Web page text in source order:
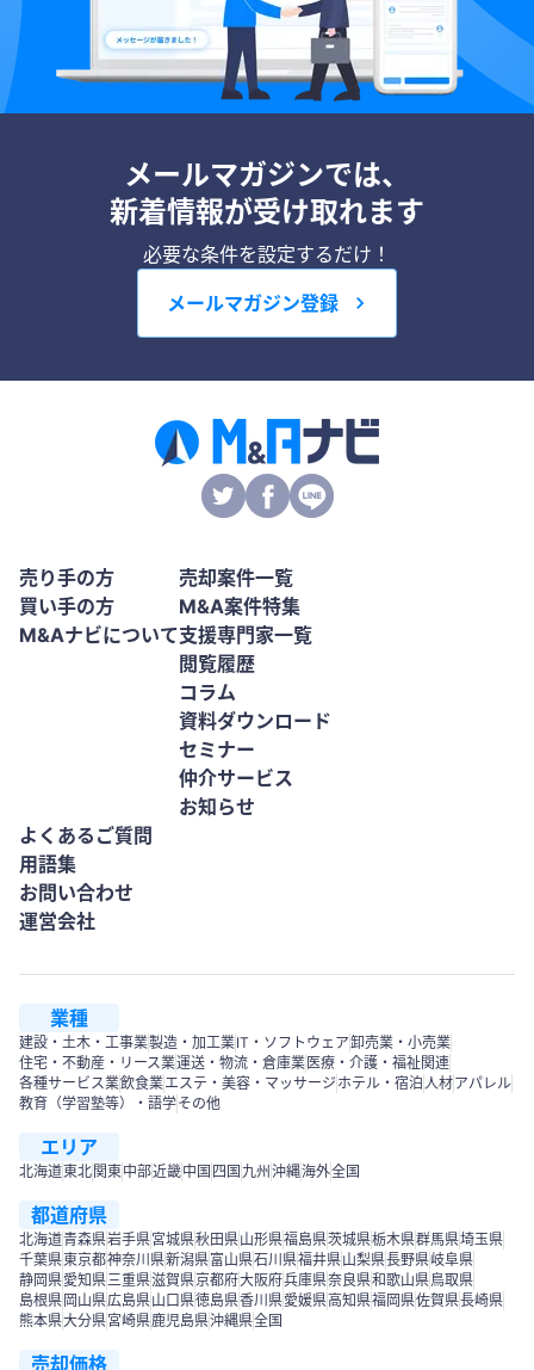
メールマガジンでは、
新着情報が受け取れます
必要な条件を設定するだけ！
メールマガジン登録
売り手の方
買い手の方
M&Aナビについて
売却案件一覧
M&A案件特集
支援専門家一覧
閲覧履歴
コラム
資料ダウンロード
セミナー
仲介サービス
お知らせ
よくあるご質問
用語集
お問い合わせ
運営会社
業種
建設・土木・工事業製造・加工業IT・ソフトウェア卸売業・小売業
住宅・不動産・リース業運送・物流・倉庫業 医療・介護・福祉関連
各種サービス業飲食業エステ・美容・マッサージ ホテル・宿泊人材アパレル
教育（学習塾等）・語学その他
エリア
北海道東北 関東中部近畿中国 四国 九州 沖縄海外全国
都道府県
北海道青森県岩手県宮城県秋田県山形県福島県茨城県栃木県群馬県埼玉県
千葉県東京都神奈川県新潟県富山県石川県福井県山梨県長野県岐阜県
静岡県愛知県三重県滋賀県京都府大阪府兵庫県奈良県和歌山県鳥取県
島根県 岡山県広島県山口県徳島県香川県愛媛県高知県福岡県佐賀県長崎県
熊本県大分県宮崎県鹿児島県沖縄県全国
売却価格